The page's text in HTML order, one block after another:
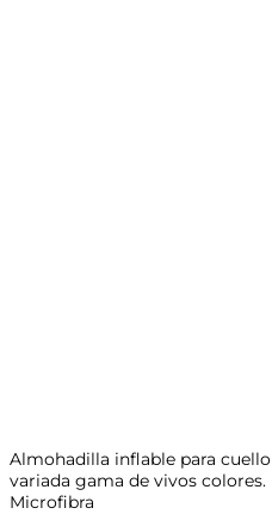
Almohadilla inflable para
variada gama de vivos colores.
Microfibra